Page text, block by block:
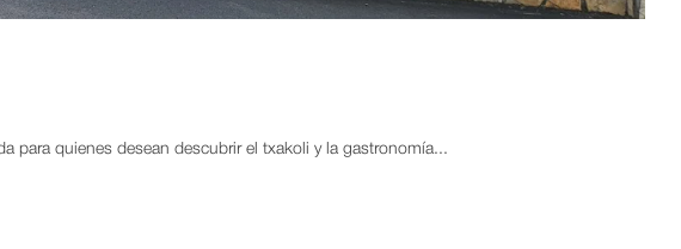
para quienes desean descubrir el txakoli y la gastronomía...